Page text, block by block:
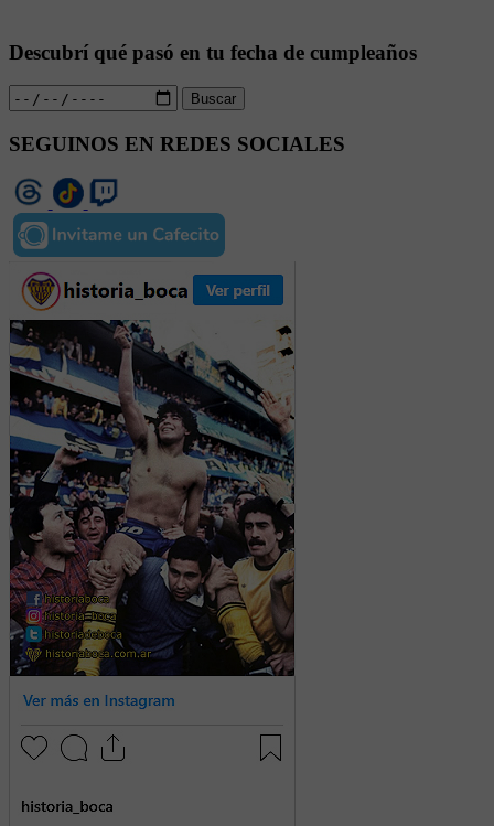
Descubrí qué pasó en tu fecha de cumpleaños
Buscar
SEGUINOS EN REDES SOCIALES